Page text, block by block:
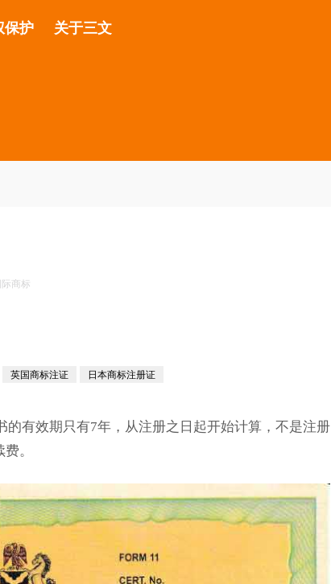
保护 关于三文
际商标
英国商标注证 日本商标注册证
的有效期只有7年，从注册之日起开始计算，不是注册
。